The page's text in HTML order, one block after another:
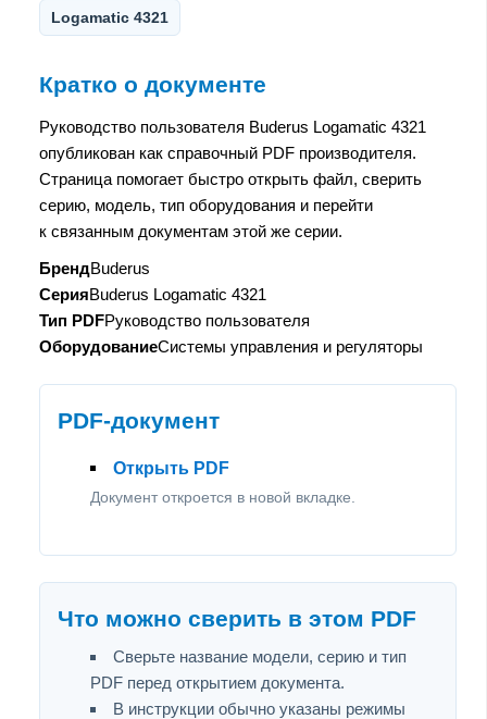
Logamatic 4321
Кратко о документе
Руководство пользователя Buderus Logamatic 4321
опубликован как справочный PDF производителя.
Страница помогает быстро открыть файл, сверить
серию, модель, тип оборудования и перейти
к связанным документам этой же серии.
БрендBuderus
СерияBuderus Logamatic 4321
Тип PDFРуководство пользователя
ОборудованиеСистемы управления и регуляторы
PDF-документ
Открыть PDF
Документ откроется в новой вкладке.
Что можно сверить в этом PDF
Сверьте название модели, серию и тип
PDF перед открытием документа.
В инструкции обычно указаны режимы